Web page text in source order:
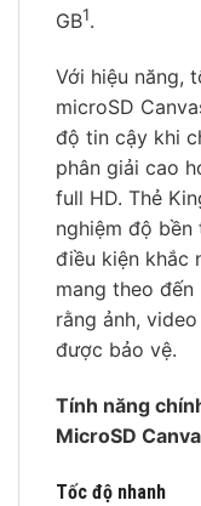
GB1.
Với hiệu năng,
microSD
độ tin cậy khi
phân giải cao
full HD. Thẻ
nghiệm độ
điều kiện khắc
mang theo
rằng ảnh,
được bảo vệ.
Tính năng
MicroSD
Tốc độ nhanh